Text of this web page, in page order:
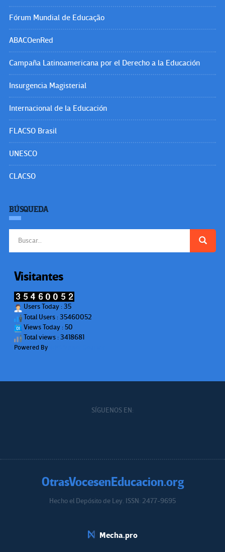
Fórum Mundial de Educação
ABACOenRed
Campaña Latinoamericana por el Derecho a la Educación
Insurgencia Magisterial
Internacional de la Educación
FLACSO Brasil
UNESCO
CLACSO
BÚSQUEDA
Visitantes
Users Today : 35
Total Users : 35460052
Views Today : 50
Total views : 3418681
Powered By
SÍGUENOS EN:
OtrasVocesenEducacion.org
Hecho el Depósito de Ley. ISSN: 2477-9695
Mecha.pro